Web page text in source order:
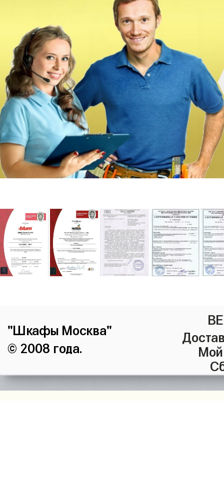
"Шкафы Москва"
© 2008 года.